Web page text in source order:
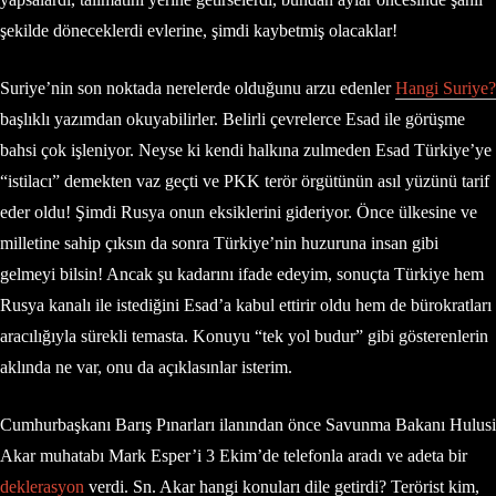
şekilde döneceklerdi evlerine, şimdi kaybetmiş olacaklar!
Suriye’nin son noktada nerelerde olduğunu arzu edenlerHangi Suriye?
başlıklı yazımdan okuyabilirler. Belirli çevrelerce Esad ile görüşme
bahsi çok işleniyor. Neyse ki kendi halkına zulmeden Esad Türkiye’ye
“istilacı” demekten vaz geçti ve PKK terör örgütünün asıl yüzünü tarif
eder oldu! Şimdi Rusya onun eksiklerini gideriyor. Önce ülkesine ve
milletine sahip çıksın da sonra Türkiye’nin huzuruna insan gibi
gelmeyi bilsin! Ancak şu kadarını ifade edeyim, sonuçta Türkiye hem
Rusya kanalı ile istediğini Esad’a kabul ettirir oldu hem de bürokratları
aracılığıyla sürekli temasta. Konuyu “tek yol budur” gibi gösterenlerin
aklında ne var, onu da açıklasınlar isterim.
Cumhurbaşkanı Barış Pınarları ilanından önce Savunma Bakanı Hulusi
Akar muhatabı Mark Esper’i 3 Ekim’de telefonla aradı ve adeta bir
deklerasyon verdi. Sn. Akar hangi konuları dile getirdi? Terörist kim,